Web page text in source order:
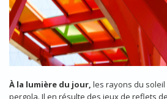
À la lumière du jour, les rayons du
pergola. Il en résulte des jeux de reflets